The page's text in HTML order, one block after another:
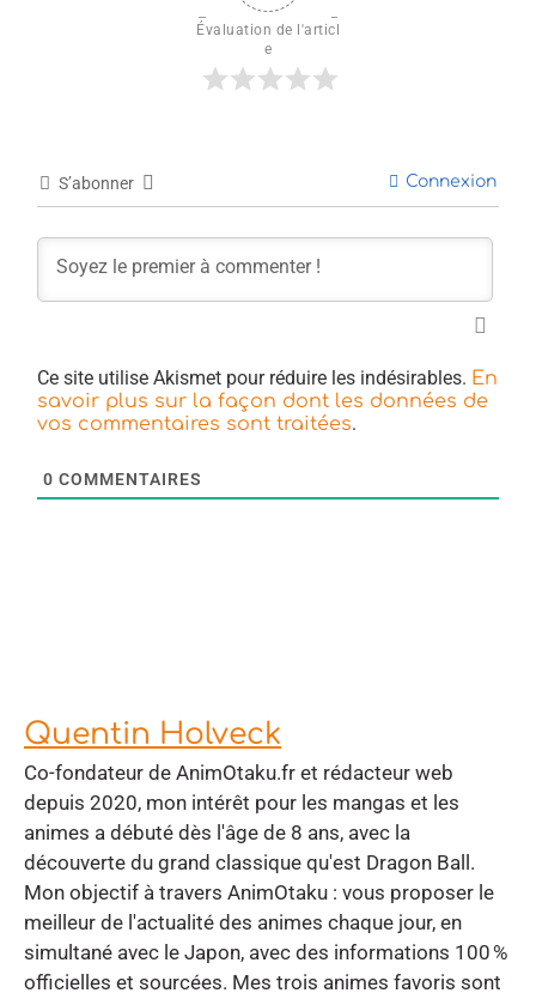
Évaluation de l'articl
e
S’abonner Connexion
Ce site utilise Akismet pour réduire les indésirables. En
savoir plus sur la façon dont les données de
vos commentaires sont traitées.
0 COMMENTAIRES
Quentin Holveck
Co-fondateur de AnimOtaku.fr et rédacteur web
depuis 2020, mon intérêt pour les mangas et les
animes a débuté dès l'âge de 8 ans, avec la
découverte du grand classique qu'est Dragon Ball.
Mon objectif à travers AnimOtaku : vous proposer le
meilleur de l'actualité des animes chaque jour, en
simultané avec le Japon, avec des informations 100 %
officielles et sourcées. Mes trois animes favoris sont